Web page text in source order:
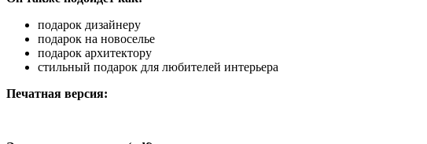
подарок дизайнеру
подарок на новоселье
подарок архитектору
стильный подарок для любителей интерьера
Печатная версия: